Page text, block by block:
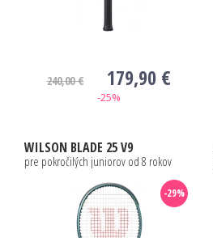
240,00 € 179,90 €
-25%
WILSON BLADE 25 V9
pre pokročilých juniorov od 8 rokov
-29%